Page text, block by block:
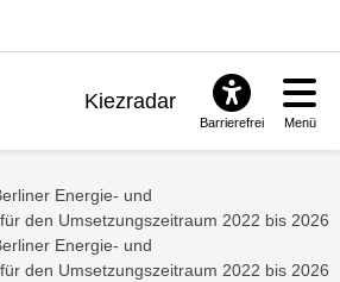
Kiezradar
Barrierefrei Menü
Energie- und
den Umsetzungszeitraum 2022 bis 2026
Energie- und
den Umsetzungszeitraum 2022 bis 2026